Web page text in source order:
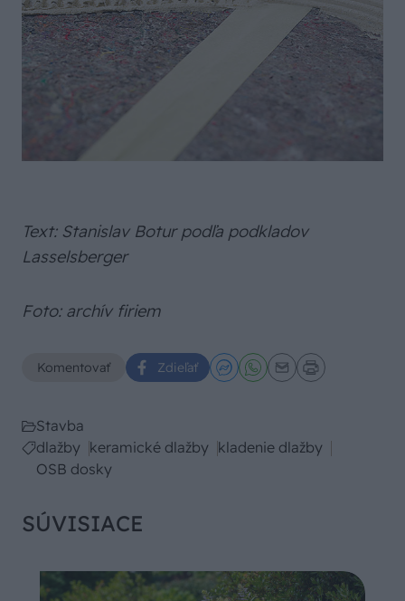
Text: Stanislav Botur podľa podkladov
Lasselsberger
Foto: archív firiem
Komentovať Zdieľať
Stavba
dlažby keramické dlažby kladenie dlažby
OSB dosky
SÚVISIACE